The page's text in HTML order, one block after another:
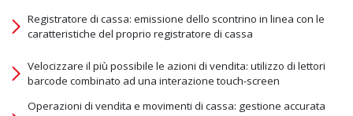
Registratore di cassa: emissione dello scontrino in linea con le
caratteristiche del proprio registratore di cassa
Velocizzare il più possibile le azioni di vendita: utilizzo di lettori
barcode combinato ad una interazione touch-screen
Operazioni di vendita e movimenti di cassa: gestione accurata